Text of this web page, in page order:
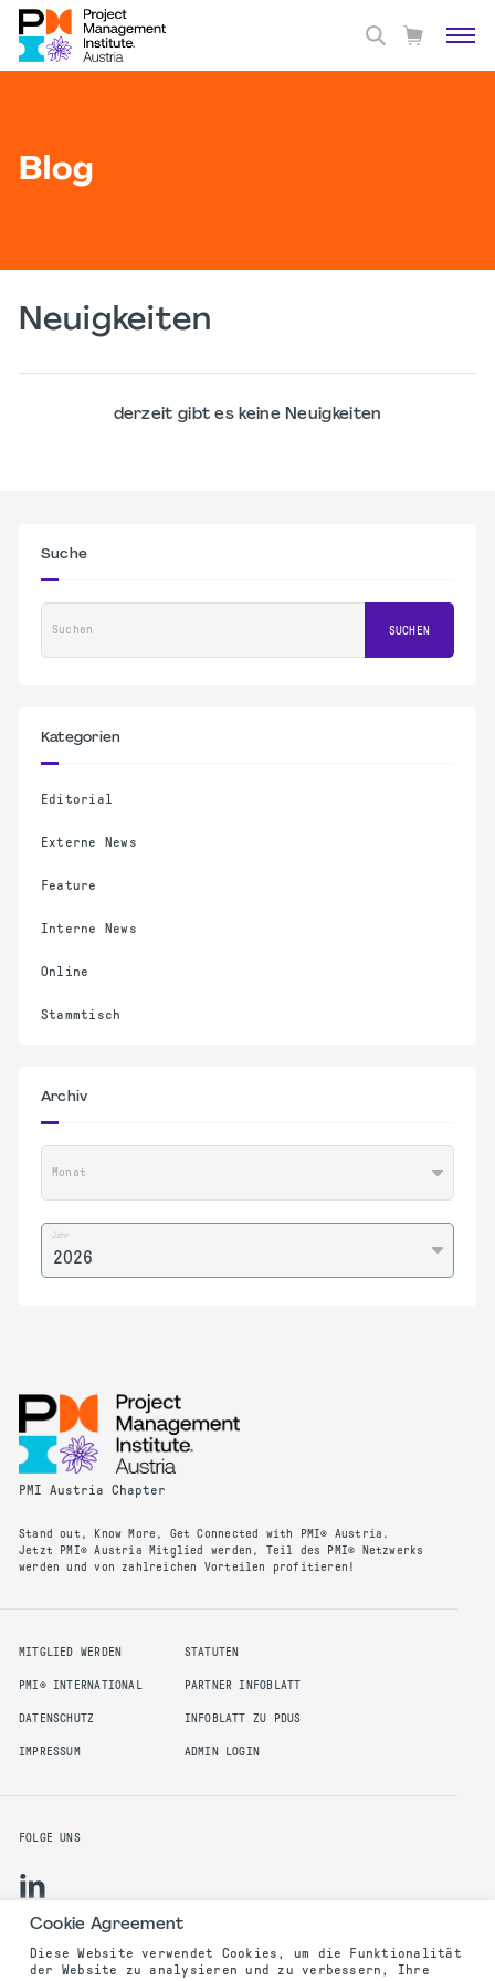
Blog
Neuigkeiten
derzeit gibt es keine Neuigkeiten
Suche
Suchen SUCHEN
Kategorien
Editorial
Externe News
Feature
Interne News
Online
Stammtisch
Archiv
Monat
Jahr
PMI Austria Chapter
Stand out, Know More, Get Connected with PMI® Austria.
Jetzt PMI® Austria Mitglied werden, Teil des PMI® Netzwerks
werden und von zahlreichen Vorteilen profitieren!
MITGLIED WERDEN
PMI® INTERNATIONAL
DATENSCHUTZ
IMPRESSUM
STATUTEN
PARTNER INFOBLATT
INFOBLATT ZU PDUS
ADMIN LOGIN
FOLGE UNS
©2025 PMI Austria Chapter. All rights reserved.
Cookie Agreement
Diese Website verwendet Cookies, um die Funktionalität
der Website zu analysieren und zu verbessern, Ihre